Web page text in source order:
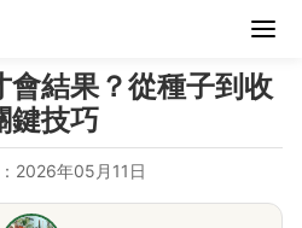
會結果？從種子到收
鍵技巧
2026年05月11日